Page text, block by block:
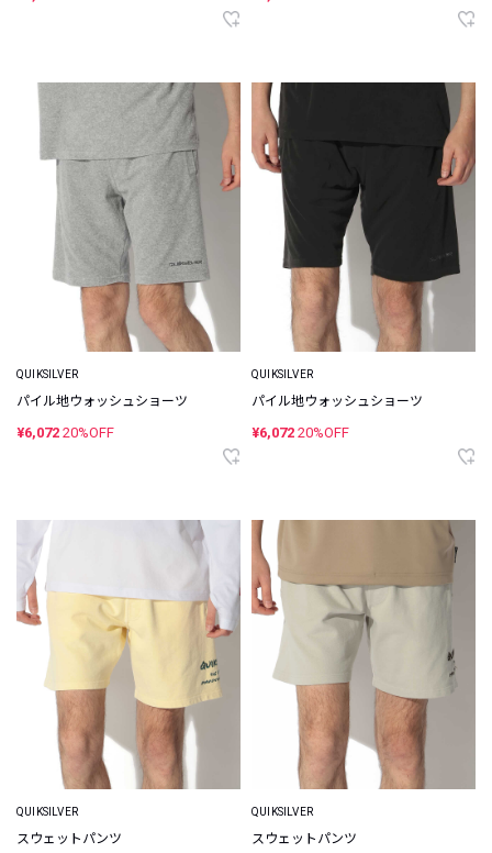
QUIKSILVER
パイル地ウォッシュショーツ
¥6,072 20%OFF
QUIKSILVER
パイル地ウォッシュショーツ
¥6,072 20%OFF
QUIKSILVER
スウェットパンツ
QUIKSILVER
スウェットパンツ